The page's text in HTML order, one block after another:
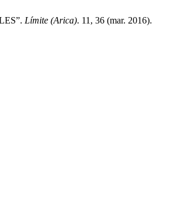
Límite (Arica). 11, 36 (mar. 2016).